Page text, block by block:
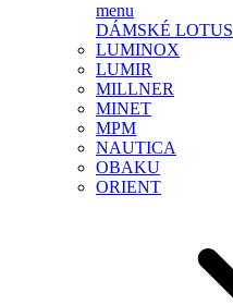
menu
DÁMSKÉ LOTUS
LUMINOX
LUMIR
MILLNER
MINET
MPM
NAUTICA
OBAKU
ORIENT